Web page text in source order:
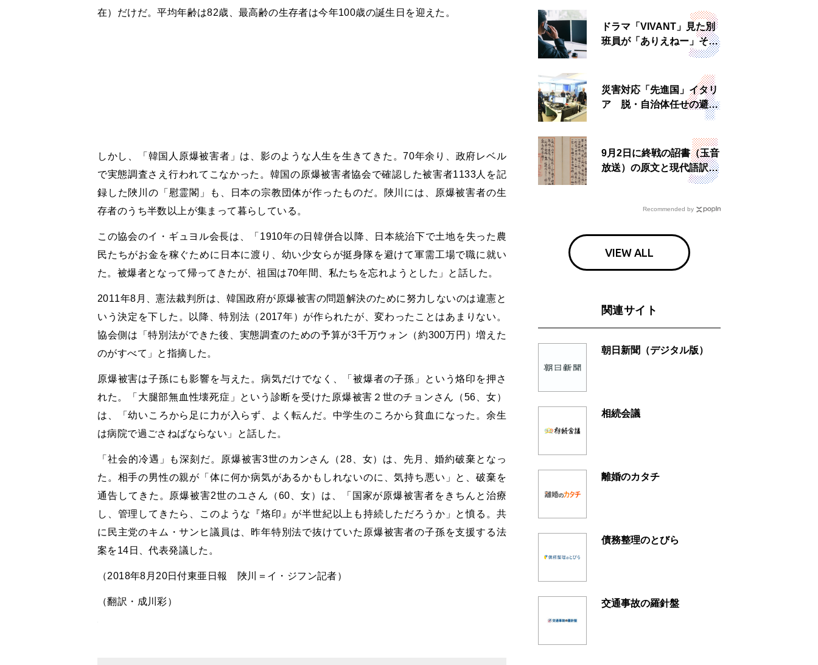
在）だけだ。平均年齢は82歳、最高齢の生存者は今年100歳の誕生日を迎えた。
しかし、「韓国人原爆被害者」は、影のような人生を生きてきた。70年余り、政府レベル
で実態調査さえ行われてこなかった。韓国の原爆被害者協会で確認した被害者1133人を記
録した陜川の「慰霊閣」も、日本の宗教団体が作ったものだ。陜川には、原爆被害者の生
存者のうち半数以上が集まって暮らしている。
この協会のイ・ギュヨル会長は、「1910年の日韓併合以降、日本統治下で土地を失った農
民たちがお金を稼ぐために日本に渡り、幼い少女らが挺身隊を避けて軍需工場で職に就い
た。被爆者となって帰ってきたが、祖国は70年間、私たちを忘れようとした」と話した。
2011年8月、憲法裁判所は、韓国政府が原爆被害の問題解決のために努力しないのは違憲と
いう決定を下した。以降、特別法（2017年）が作られたが、変わったことはあまりない。
協会側は「特別法ができた後、実態調査のための予算が3千万ウォン（約300万円）増えた
のがすべて」と指摘した。
原爆被害は子孫にも影響を与えた。病気だけでなく、「被爆者の子孫」という烙印を押さ
れた。「大腿部無血性壊死症」という診断を受けた原爆被害２世のチョンさん（56、女）
は、「幼いころから足に力が入らず、よく転んだ。中学生のころから貧血になった。余生
は病院で過ごさねばならない」と話した。
「社会的冷遇」も深刻だ。原爆被害3世のカンさん（28、女）は、先月、婚約破棄となっ
た。相手の男性の親が「体に何か病気があるかもしれないのに、気持ち悪い」と、破棄を
通告してきた。原爆被害2世のユさん（60、女）は、「国家が原爆被害者をきちんと治療
し、管理してきたら、このような『烙印』が半世紀以上も持続しただろうか」と憤る。共
に民主党のキム・サンヒ議員は、昨年特別法で抜けていた原爆被害者の子孫を支援する法
案を14日、代表発議した。
（2018年8月20日付東亜日報 陜川＝イ・ジフン記者）
（翻訳・成川彩）
ドラマ「VIVANT」見た別
班員が「ありえねー」その
理由とは 非公然組織ゆえ
災害対応「先進国」イタリ
ア 脱・自治体任せの避難
所運営、被災者への温かい
9月2日に終戦の詔書（玉音
放送）の原文と現代語訳を
読む もう一つの「終戦の
Recommended by
VIEW ALL
関連サイト
朝日新聞（デジタル版）
相続会議
離婚のカタチ
債務整理のとびら
交通事故の羅針盤